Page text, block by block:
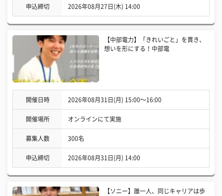
申込締切 2026年08月27日(木) 14:00
【中部電力】「きれいごと」を貫き、
想いを形にする！中部電
開催日時 2026年08月31日(月) 15:00〜16:00
開催場所 オンラインにて実施
募集人数 300名
申込締切 2026年08月31日(月) 14:00
【ソニー】誰一人、同じキャリアは歩